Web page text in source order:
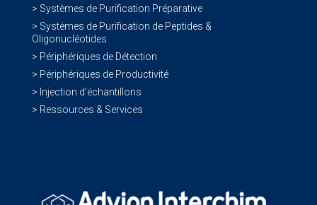
> Systèmes de Purification Préparative
> Systèmes de Purification de Peptides &
Oligonucléotides
> Périphériques de Détection
> Périphériques de Productivité
> Injection d’échantillons
> Ressources & Services